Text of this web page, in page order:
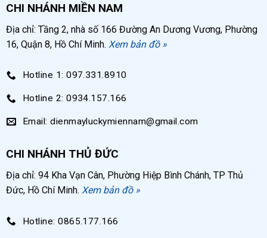
CHI NHÁNH MIỀN NAM
Địa chỉ: Tầng 2, nhà số 166 Đường An Dương Vương, Phường
16, Quận 8, Hồ Chí Minh. Xem bản đồ »
Hotline 1: 097.331.8910
Hotline 2: 0934.157.166
Email: dienmayluckymiennam@gmail.com
CHI NHÁNH THỦ ĐỨC
Địa chỉ: 94 Kha Vạn Cân, Phường Hiệp Bình Chánh, TP Thủ
Đức, Hồ Chí Minh. Xem bản đồ »
Hotline: 0865.177.166